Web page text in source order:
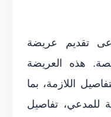
تقديم عريضة
هذه العريضة
اللازمة، بما
للمدعي، تفاصيل